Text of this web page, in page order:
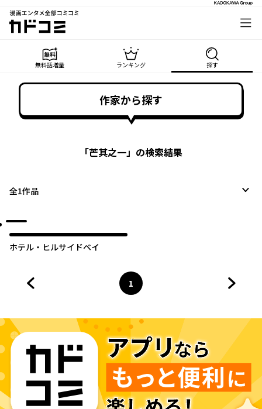
漫画エンタメ全部コミコミ
カドコミ
無料話増量 ランキング 探す
作家から探す
「芒其之一」の検索結果
全1作品
ホテル・ヒルサイドベイ
ページ
1
へ